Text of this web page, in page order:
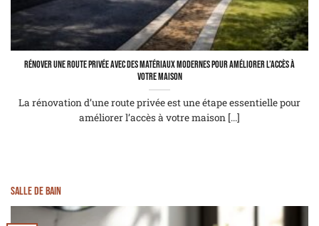
Rénover une route privée avec des matériaux modernes pour améliorer l’accès à
votre maison
La rénovation d’une route privée est une étape essentielle pour
améliorer l’accès à votre maison [...]
Salle de bain